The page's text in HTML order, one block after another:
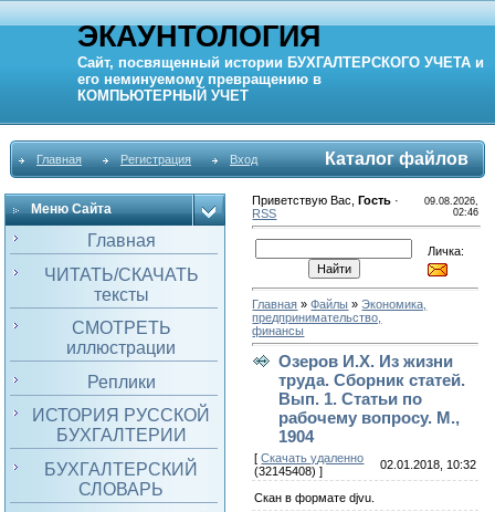
ЭКАУНТОЛОГИЯ
Сайт, посвященный истории БУХГАЛТЕРСКОГО УЧЕТА и
его неминуемому превращению в
КОМПЬЮТЕРНЫЙ УЧЕТ
Главная Регистрация Вход Каталог файлов
Меню Сайта
Главная
ЧИТАТЬ/СКАЧАТЬ
тексты
СМОТРЕТЬ
иллюстрации
Реплики
ИСТОРИЯ РУССКОЙ
БУХГАЛТЕРИИ
БУХГАЛТЕРСКИЙ
СЛОВАРЬ
Приветствую Вас ,Гость ·
RSS
09.08.2026,
02:46
Личка:
Главная »Файлы »Экономика,
предпринимательство,
финансы
Озеров И.Х. Из жизни
труда. Сборник статей.
Вып. 1. Статьи по
рабочему вопросу. М.,
1904
[Скачать удаленно
(32145408) ]
02.01.2018, 10:32
Скан в формате djvu.